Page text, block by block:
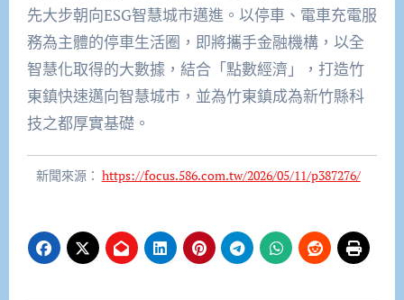
先大步朝向ESG智慧城市邁進。以停車、電車充電服
務為主體的停車生活圈，即將攜手金融機構，以全
智慧化取得的大數據，結合「點數經濟」，打造竹
東鎮快速邁向智慧城市，並為竹東鎮成為新竹縣科
技之都厚實基礎。
新聞來源： https://focus.586.com.tw/2026/05/11/p387276/